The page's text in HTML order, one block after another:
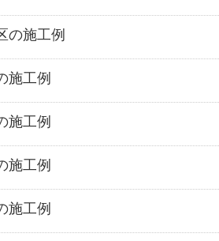
の施工例
施工例
施工例
施工例
施工例